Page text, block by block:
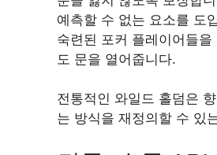
예측할 수 없는 요소를 도
숙련된 포커 플레이어들
도 문을 열어줍니다.
전통적인 와일드 홀덤은
는 방식을 재정의할 수 있